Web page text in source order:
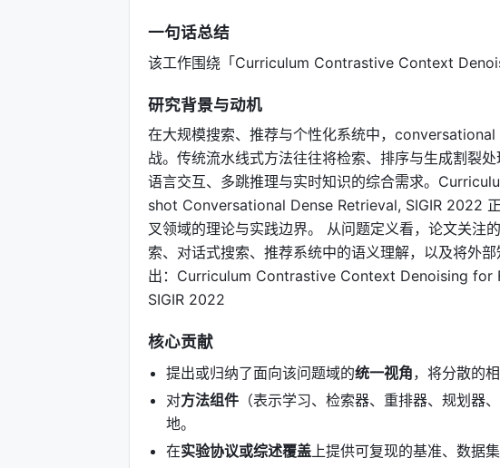
一句话总结
该工作围绕「Curriculum Contrastive Context
研究背景与动机
在大规模搜索、推荐与个性化系统中，
战。传统流水线式方法往往将检索、排序与生成割裂
语言交互、多跳推理与实时知识的综合需求。
shot Conversational Dense Retrieval, SIGIR 2022
叉领域的理论与实践边界。 从问题定义看，论文关注
索、对话式搜索、推荐系统中的语义理解，以及将外
出：Curriculum Contrastive Context Denoising for
SIGIR 2022
核心贡献
提出或归纳了面向该问题域的统一视角，将分散的
对方法组件 （表示学习、检索器、重排器、规划器
地。
在实验协议或综述覆盖上提供可复现的基准、数据